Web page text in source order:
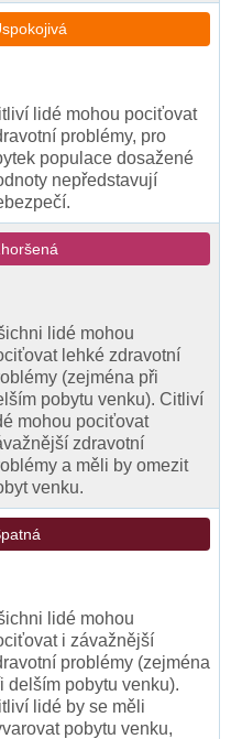
lidé mohou pociťovat
problémy, pro
populace dosažené
nepředstavují
lidé mohou
lehké zdravotní
(zejména při
pobytu venku). Citliví
mohou pociťovat
zdravotní
a měli by omezit
venku.
lidé mohou
i závažnější
problémy (zejména
delším pobytu venku).
lidé by se měli
pobytu venku,